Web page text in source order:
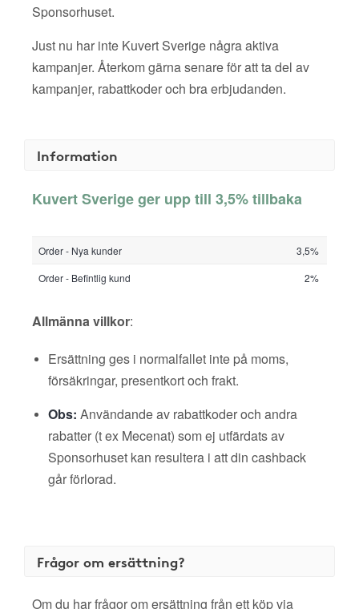
Sponsorhuset.
Just nu har inte Kuvert Sverige några aktiva
kampanjer. Återkom gärna senare för att ta del av
kampanjer, rabattkoder och bra erbjudanden.
Information
Kuvert Sverige ger upp till 3,5% tillbaka
Order - Nya kunder
3,5%
Order - Befintlig kund
2%
Allmänna villkor:
Ersättning ges i normalfallet inte på moms,
försäkringar, presentkort och frakt.
Obs: Användande av rabattkoder och andra
rabatter (t ex Mecenat) som ej utfärdats av
Sponsorhuset kan resultera i att din cashback
går förlorad.
Frågor om ersättning?
Om du har frågor om ersättning från ett köp via